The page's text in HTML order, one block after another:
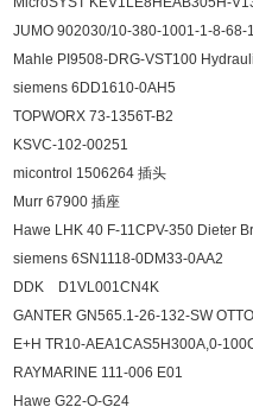
JUMO 902030/10-380-1001-1-8-
Mahle PI9508-DRG-VST100
siemens 6DD1610-0AH5
TOPWORX 73-1356T-B2
KSVC-102-00251
micontrol 1506264 插头
Murr 67900 插座
Hawe LHK 40 F-11CPV-350 Dieter
siemens 6SN1118-0DM33-
DDK D1VL001CN4K
GANTER GN565.1-26-132-SW
E+H TR10-AEA1CAS5H300A,0-
RAYMARINE 111-006 E01
Hawe G22-O-G24